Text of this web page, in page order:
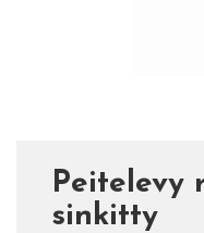
Peitelevy
sinkitty